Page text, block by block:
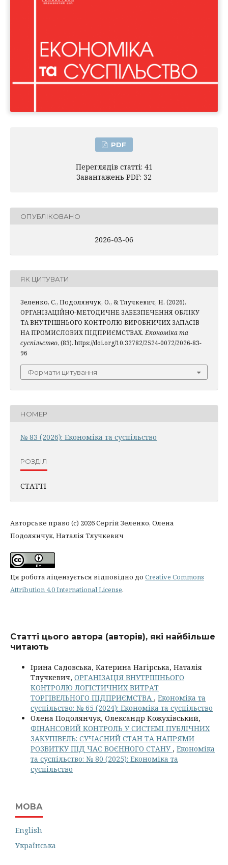
PDF
Переглядів статті: 41
Завантажень PDF: 32
ОПУБЛІКОВАНО
2026-03-06
ЯК ЦИТУВАТИ
Зеленко, С., Подолянчук, О., & Тлучкевич, Н. (2026).
ОРГАНІЗАЦІЙНО-МЕТОДИЧНЕ ЗАБЕЗПЕЧЕННЯ ОБЛІКУ
ТА ВНУТРІШНЬОГО КОНТРОЛЮ ВИРОБНИЧИХ ЗАПАСІВ
НА ПРОМИСЛОВИХ ПІДПРИЄМСТВАХ. Економіка та
суспільство, (83). https://doi.org/10.32782/2524-0072/2026-83-
96
Формати цитування
НОМЕР
№ 83 (2026): Економіка та суспільство
РОЗДІЛ
СТАТТІ
Авторське право (c) 2026 Сергій Зеленко, Олена
Подолянчук, Наталія Тлучкевич
Ця робота ліцензується відповідно до Creative Commons
Attribution 4.0 International License.
Статті цього автора (авторів), які найбільше
читають
Ірина Садовська, Катерина Нагірська, Наталія
Тлучкевич, ОРГАНІЗАЦІЯ ВНУТРІШНЬОГО
КОНТРОЛЮ ЛОГІСТИЧНИХ ВИТРАТ
ТОРГІВЕЛЬНОГО ПІДПРИЄМСТВА , Економіка та
суспільство: № 65 (2024): Економіка та суспільство
Олена Подолянчук, Олександр Кожухівський,
ФІНАНСОВИЙ КОНТРОЛЬ У СИСТЕМІ ПУБЛІЧНИХ
ЗАКУПІВЕЛЬ: СУЧАСНИЙ СТАН ТА НАПРЯМИ
РОЗВИТКУ ПІД ЧАС ВОЄННОГО СТАНУ , Економіка
та суспільство: № 80 (2025): Економіка та
суспільство
МОВА
English
Українська